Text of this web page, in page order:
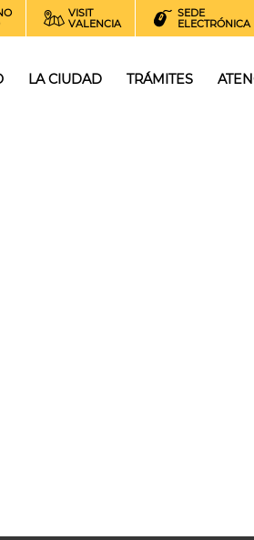
VISIT
VALENCIA
SEDE
ELECTRÓNICA
LA CIUDAD TRÁMITES